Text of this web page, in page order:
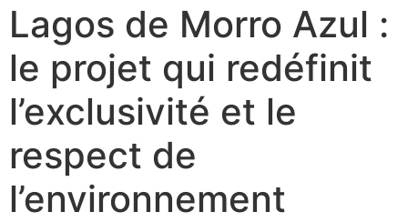
Lagos de Morro Azul :
le projet qui redéfinit
l’exclusivité et le
respect de
l’environnement